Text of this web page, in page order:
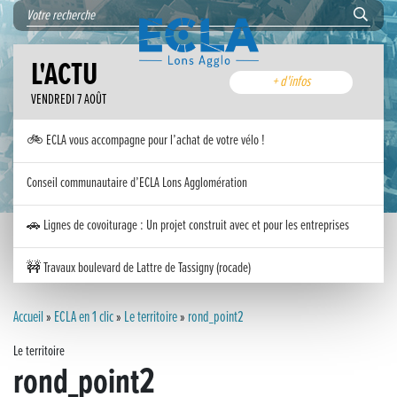
L'ACTU
VENDREDI 7 AOÛT
+ d'infos
🚲 ECLA vous accompagne pour l’achat de votre vélo !
Conseil communautaire d’ECLA Lons Agglomération
🚗 Lignes de covoiturage : Un projet construit avec et pour les entreprises
🚧 Travaux boulevard de Lattre de Tassigny (rocade)
Inauguration nouvelle station d’épuration (STEP) de Trenal
Festival des solutions écologiques 2026
Accueil» ECLA en 1 clic» Le territoire» rond_point2
Le territoire
rond_point2